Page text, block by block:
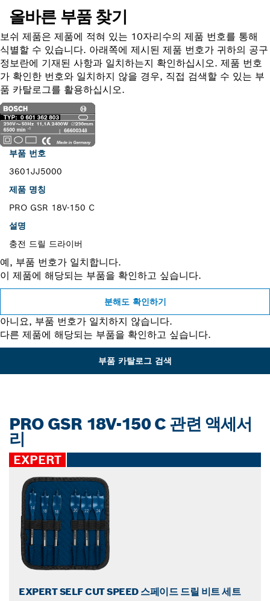
올바른 부품 찾기
보쉬 제품은 제품에 적혀 있는 10자리수의 제품 번호를 통해
식별할 수 있습니다. 아래쪽에 제시된 제품 번호가 귀하의 공구
정보란에 기재된 사항과 일치하는지 확인하십시오. 제품 번호
가 확인한 번호와 일치하지 않을 경우, 직접 검색할 수 있는 부
품 카탈로그를 활용하십시오.
부품 번호
3601JJ5000
제품 명칭
PRO GSR 18V-150 C
설명
충전 드릴 드라이버
예, 부품 번호가 일치합니다.
이 제품에 해당되는 부품을 확인하고 싶습니다.
분해도 확인하기
아니요, 부품 번호가 일치하지 않습니다.
다른 제품에 해당되는 부품을 확인하고 싶습니다.
부품 카탈로그 검색
PRO GSR 18V-150 C 관련 액세서
리
EXPERT
EXPERT SELF CUT SPEED 스페이드 드릴 비트 세트